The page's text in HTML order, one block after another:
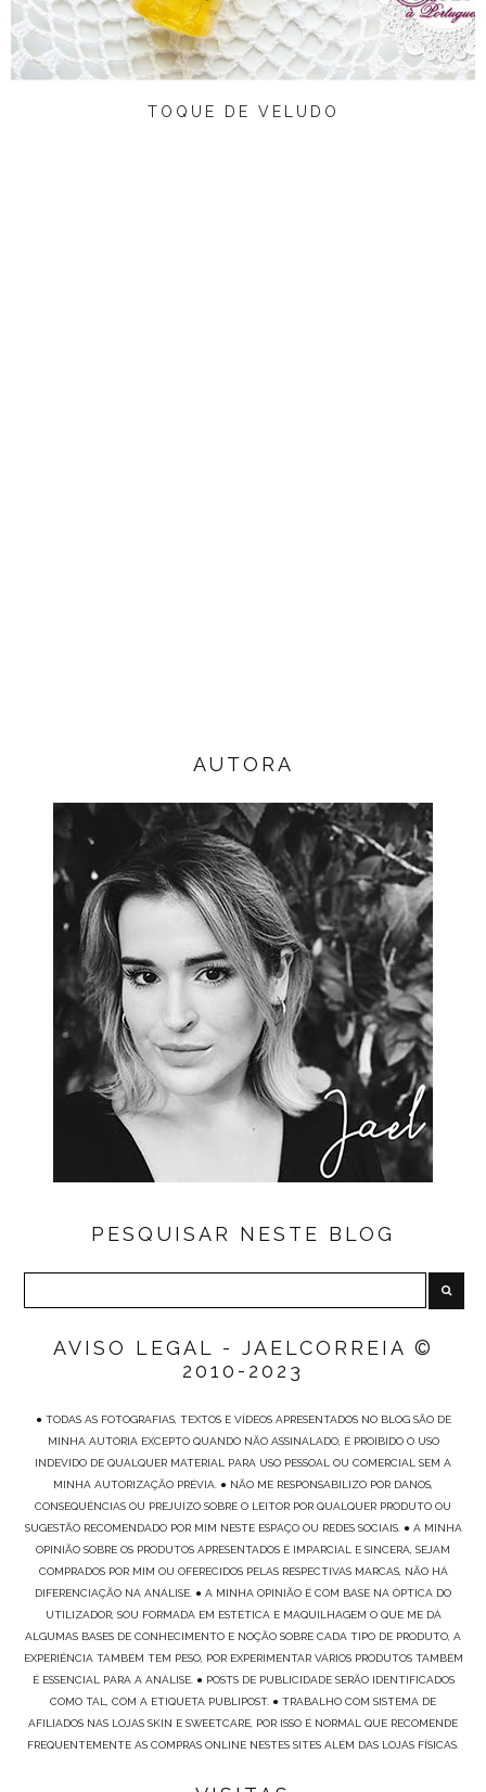
TOQUE DE VELUDO
AUTORA
PESQUISAR NESTE BLOG
AVISO LEGAL - JAELCORREIA ©
2010-2023
● TODAS AS FOTOGRAFIAS, TEXTOS E VÍDEOS APRESENTADOS NO BLOG SÃO DE
MINHA AUTORIA EXCEPTO QUANDO NÃO ASSINALADO, É PROIBIDO O USO
INDEVIDO DE QUALQUER MATERIAL PARA USO PESSOAL OU COMERCIAL SEM A
MINHA AUTORIZAÇÃO PRÉVIA. ● NÃO ME RESPONSABILIZO POR DANOS,
CONSEQUÊNCIAS OU PREJUÍZO SOBRE O LEITOR POR QUALQUER PRODUTO OU
SUGESTÃO RECOMENDADO POR MIM NESTE ESPAÇO OU REDES SOCIAIS. ● A MINHA
OPINIÃO SOBRE OS PRODUTOS APRESENTADOS É IMPARCIAL E SINCERA, SEJAM
COMPRADOS POR MIM OU OFERECIDOS PELAS RESPECTIVAS MARCAS, NÃO HÁ
DIFERENCIAÇÃO NA ANÁLISE. ● A MINHA OPINIÃO É COM BASE NA ÓPTICA DO
UTILIZADOR, SOU FORMADA EM ESTÉTICA E MAQUILHAGEM O QUE ME DÁ
ALGUMAS BASES DE CONHECIMENTO E NOÇÃO SOBRE CADA TIPO DE PRODUTO, A
EXPERIÊNCIA TAMBÉM TEM PESO, POR EXPERIMENTAR VÁRIOS PRODUTOS TAMBÉM
É ESSENCIAL PARA A ANÁLISE. ● POSTS DE PUBLICIDADE SERÃO IDENTIFICADOS
COMO TAL, COM A ETIQUETA PUBLIPOST. ● TRABALHO COM SISTEMA DE
AFILIADOS NAS LOJAS SKIN E SWEETCARE, POR ISSO É NORMAL QUE RECOMENDE
FREQUENTEMENTE AS COMPRAS ONLINE NESTES SITES ALÉM DAS LOJAS FÍSICAS.